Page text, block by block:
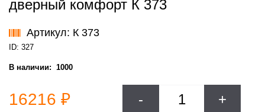
дверный комфорт К 373
Артикул: К 373
ID: 327
В наличии: 1000
16216 ₽ - +